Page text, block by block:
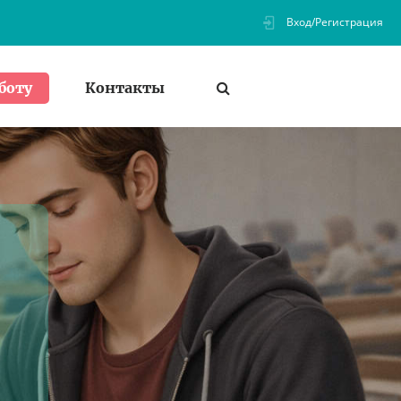
Вход/Регистрация
Контакты